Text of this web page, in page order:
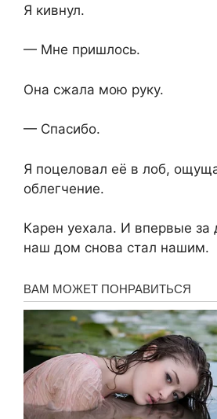
Я кивнул.
— Мне пришлось.
Она сжала мою руку.
— Спасибо.
Я поцеловал её в лоб,
облегчение.
Карен уехала. И впервые за
наш дом снова стал нашим.